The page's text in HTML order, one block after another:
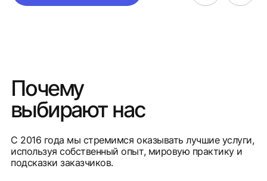
Почему
выбирают нас
С 2016 года мы стремимся оказывать лучшие услуги,
используя собственный опыт, мировую практику и
подсказки заказчиков.